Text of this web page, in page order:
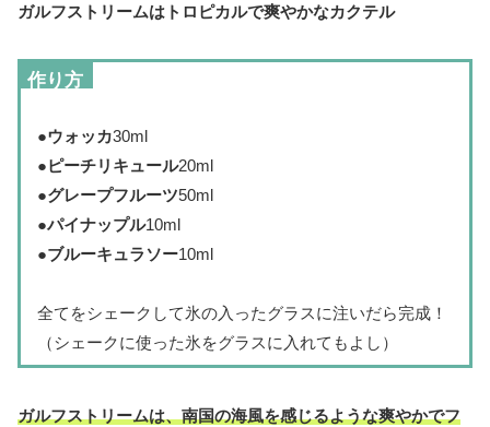
ガルフストリームはトロピカルで爽やかなカクテル
作り方
●ウォッカ30ml
●ピーチリキュール20ml
●グレープフルーツ50ml
●パイナップル10ml
●ブルーキュラソー10ml
全てをシェークして氷の入ったグラスに注いだら完成！
（シェークに使った氷をグラスに入れてもよし）
ガルフストリームは、南国の海風を感じるような爽やかでフ